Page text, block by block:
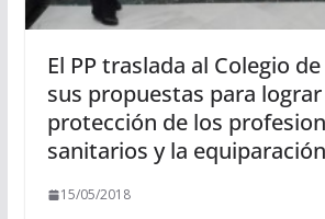
El PP traslada al Colegio
sus propuestas para
protección de los
sanitarios y la
15/05/2018